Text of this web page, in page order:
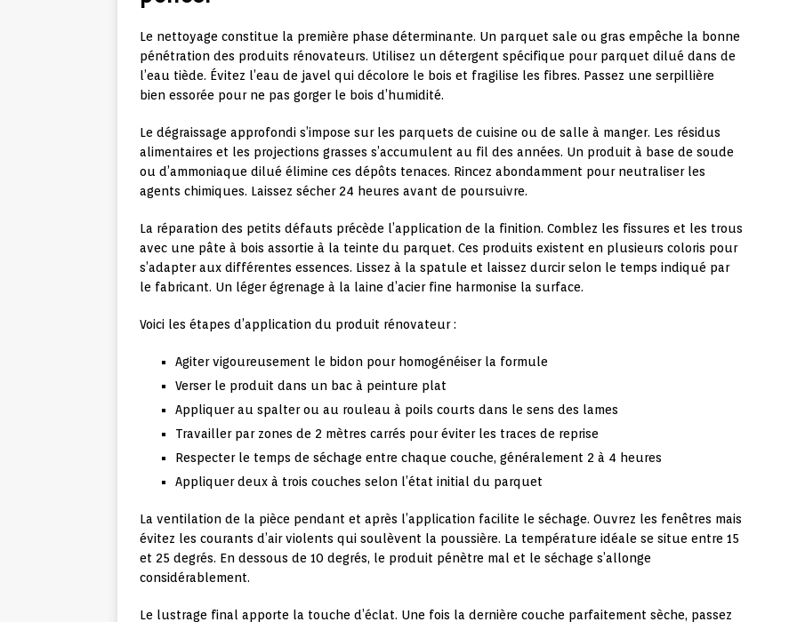
Le nettoyage constitue la première phase déterminante. Un parquet sale ou gras empêche la bonne
pénétration des produits rénovateurs. Utilisez un détergent spécifique pour parquet dilué dans de
l’eau tiède. Évitez l’eau de javel qui décolore le bois et fragilise les fibres. Passez une serpillière
bien essorée pour ne pas gorger le bois d’humidité.
Le dégraissage approfondi s’impose sur les parquets de cuisine ou de salle à manger. Les résidus
alimentaires et les projections grasses s’accumulent au fil des années. Un produit à base de soude
ou d’ammoniaque dilué élimine ces dépôts tenaces. Rincez abondamment pour neutraliser les
agents chimiques. Laissez sécher 24 heures avant de poursuivre.
La réparation des petits défauts précède l’application de la finition. Comblez les fissures et les trous
avec une pâte à bois assortie à la teinte du parquet. Ces produits existent en plusieurs coloris pour
s’adapter aux différentes essences. Lissez à la spatule et laissez durcir selon le temps indiqué par
le fabricant. Un léger égrenage à la laine d’acier fine harmonise la surface.
Voici les étapes d’application du produit rénovateur :
Agiter vigoureusement le bidon pour homogénéiser la formule
Verser le produit dans un bac à peinture plat
Appliquer au spalter ou au rouleau à poils courts dans le sens des lames
Travailler par zones de 2 mètres carrés pour éviter les traces de reprise
Respecter le temps de séchage entre chaque couche, généralement 2 à 4 heures
Appliquer deux à trois couches selon l’état initial du parquet
La ventilation de la pièce pendant et après l’application facilite le séchage. Ouvrez les fenêtres mais
évitez les courants d’air violents qui soulèvent la poussière. La température idéale se situe entre 15
et 25 degrés. En dessous de 10 degrés, le produit pénètre mal et le séchage s’allonge
considérablement.
Le lustrage final apporte la touche d’éclat. Une fois la dernière couche parfaitement sèche, passez